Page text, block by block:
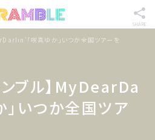
SHARE
「咲真ゆか」いつか全国ツアーを
ブル】MyDearDa
いつか全国ツア